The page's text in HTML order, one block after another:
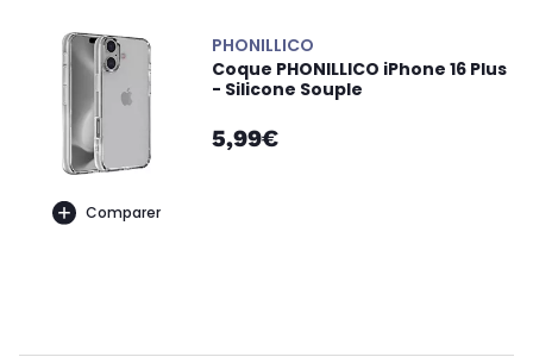
Comparer
PHONILLICO
Coque PHONILLICO iPhone 16 Plus
- Silicone Souple
5,99€